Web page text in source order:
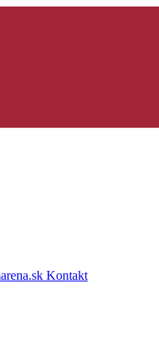
Kontakt